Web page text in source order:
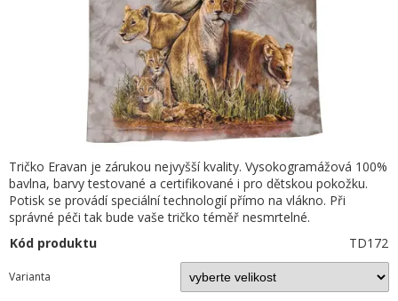
Tričko Eravan je zárukou nejvyšší kvality. Vysokogramážová 100%
bavlna, barvy testované a certifikované i pro dětskou pokožku.
Potisk se provádí speciální technologií přímo na vlákno. Při
správné péči tak bude vaše tričko téměř nesmrtelné.
Kód produktu
TD172
Varianta